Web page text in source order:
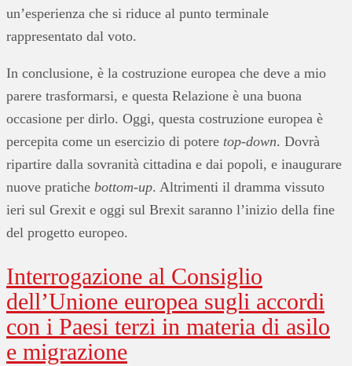
un’esperienza che si riduce al punto terminale
rappresentato dal voto.
In conclusione, è la costruzione europea che deve a mio
parere trasformarsi, e questa Relazione è una buona
occasione per dirlo. Oggi, questa costruzione europea è
percepita come un esercizio di potere top-down. Dovrà
ripartire dalla sovranità cittadina e dai popoli, e inaugurare
nuove pratiche bottom-up. Altrimenti il dramma vissuto
ieri sul Grexit e oggi sul Brexit saranno l’inizio della fine
del progetto europeo.
Interrogazione al Consiglio
dell’Unione europea sugli accordi
con i Paesi terzi in materia di asilo
e migrazione